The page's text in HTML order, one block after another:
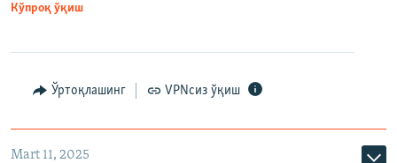
Кўпроқ ўқиш
Ўртоқлашинг VPNсиз ўқиш
Mart 11, 2025